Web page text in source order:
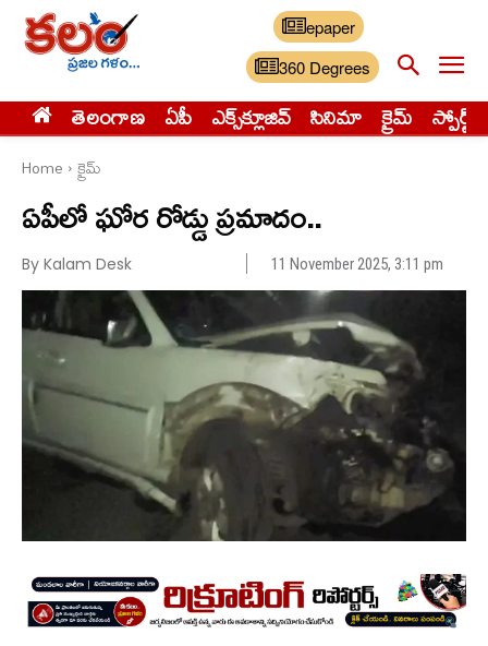
epaper
360 Degrees
తెలంగాణ ఏపీ ఎక్స్‌క్లూజివ్‌ సినిమా క్రైమ్ స్పోర్ట్స్
Home క్రైమ్
ఏపీలో ఘోర రోడ్డు ప్రమాదం..
By Kalam Desk 11 November 2025, 3:11 pm